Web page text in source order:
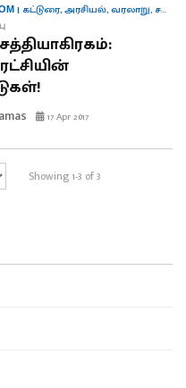
| கட்டுரை,அரசியல், வரலாறு, சமஸ் கட்டுரை
17 Apr 2017
Showing 1-3 of 3